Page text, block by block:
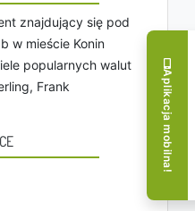
znajdujący się pod
w mieście Konin
popularnych walut
Frank
Aplikacja mobilna!